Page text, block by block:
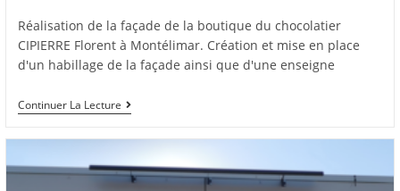
Réalisation de la façade de la boutique du chocolatier
CIPIERRE Florent à Montélimar. Création et mise en place
d'un habillage de la façade ainsi que d'une enseigne
Continuer La Lecture